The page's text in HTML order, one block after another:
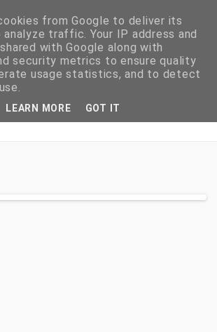
from Google to deliver its
traffic. Your IP address and
with Google along with
security metrics to ensure quality
usage statistics, and to detect
LEARN MORE GOT IT